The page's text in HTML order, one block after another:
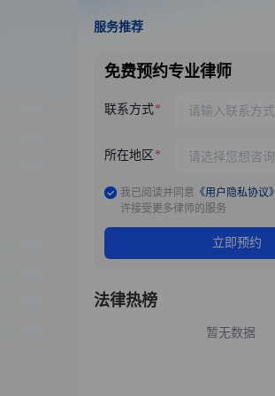
服务推荐
免费预约专业律师
联系方式
所在地区
我已阅读并同意 《用户隐私协议》
许接受更多律师的服务
立即预约
法律热榜
暂无数据